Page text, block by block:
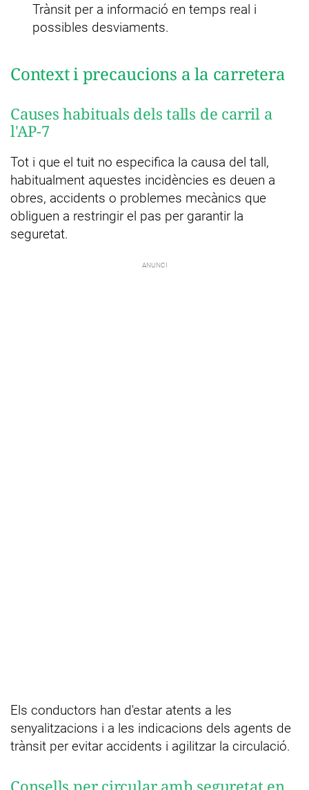
Trànsit per a informació en temps real i
possibles desviaments.
Context i precaucions a la carretera
Causes habituals dels talls de carril a
l'AP-7
Tot i que el tuit no especifica la causa del tall,
habitualment aquestes incidències es deuen a
obres, accidents o problemes mecànics que
obliguen a restringir el pas per garantir la
seguretat.
Els conductors han d'estar atents a les
senyalitzacions i a les indicacions dels agents de
trànsit per evitar accidents i agilitzar la circulació.
Consells per circular amb seguretat en